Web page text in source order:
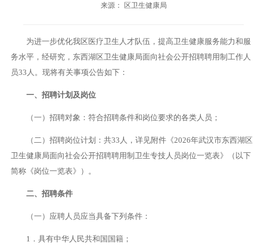
来源： 区卫生健康局
为进一步优化我区医疗卫生人才队伍，提高卫生健康服务能力和服
务水平，经研究，东西湖区卫生健康局面向社会公开招聘聘用制工作人
员33人。现将有关事项公告如下：
一、招聘计划及岗位
（一）招聘对象：符合招聘条件和岗位要求的各类人员；
（二）招聘岗位计划：共33人，详见附件《2026年武汉市东西湖区
卫生健康局面向社会公开招聘聘用制卫生专技人员岗位一览表》（以下
简称《岗位一览表》）。
二、招聘条件
（一）应聘人员应当具备下列条件：
1．具有中华人民共和国国籍；